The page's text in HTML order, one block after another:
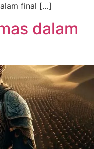
final […]
dalam